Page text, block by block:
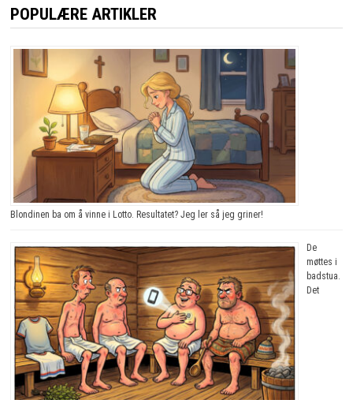
POPULÆRE ARTIKLER
Blondinen ba om å vinne i Lotto. Resultatet? Jeg ler så jeg griner!
De
møttes i
badstua.
Det